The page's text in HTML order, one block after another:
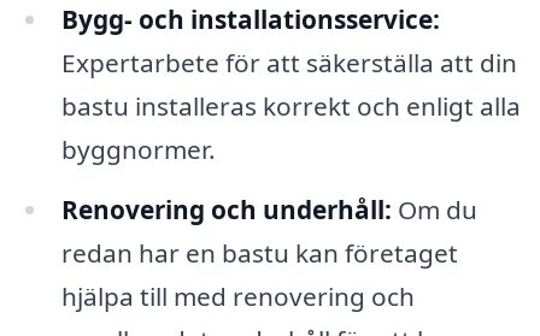
Bygg- och installationsservice:
Expertarbete för att säkerställa att din
bastu installeras korrekt och enligt alla
byggnormer.
Renovering och underhåll: Om du
redan har en bastu kan företaget
hjälpa till med renovering och